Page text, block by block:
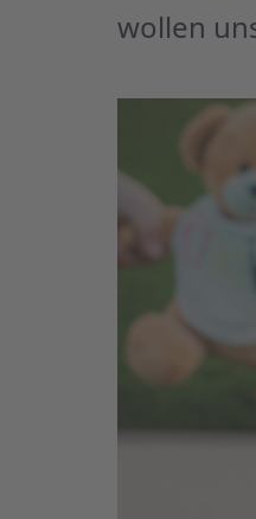
wollen